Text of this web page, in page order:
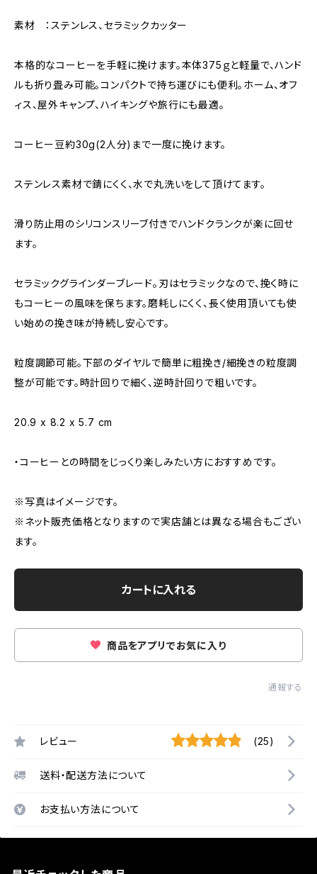
素材 ：ステンレス、セラミックカッター
本格的なコーヒーを手軽に挽けます。本体375ｇと軽量で、ハンド
ルも折り畳み可能。コンパクトで持ち運びにも便利。ホーム、オフ
ィス、屋外キャンプ、ハイキングや旅行にも最適。
コーヒー豆約30g(2人分)まで一度に挽けます。
ステンレス素材で錆にくく、水で丸洗いをして頂けてます。
滑り防止用のシリコンスリーブ付きでハンドクランクが楽に回せ
ます。
セラミックグラインダーブレード。刃はセラミックなので、挽く時に
もコーヒーの風味を保ちます。磨耗しにくく、長く使用頂いても使
い始めの挽き味が持続し安心です。
粒度調節可能。下部のダイヤルで簡単に粗挽き/細挽きの粒度調
整が可能です。時計回りで細く、逆時計回りで粗いです。
20.9 x 8.2 x 5.7 cm
・コーヒーとの時間をじっくり楽しみたい方におすすめです。
※写真はイメージです。
※ネット販売価格となりますので実店舗とは異なる場合もござい
ます。
カートに入れる
商品をアプリでお気に入り
通報する
レビュー (25)
送料・配送方法について
お支払い方法について